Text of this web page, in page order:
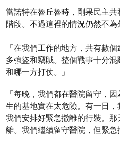
當諾特在魯丘魯時，剛果民主
階段。不過這裡的情況仍然不為
「在我們工作的地方，共有數
多強盜和竊賊。整個戰事十分
和哪一方打仗。」
「每晚，我們都在醫院留守，
生的基地實在太危險。有一日
我們安排好緊急撤離的行裝。
離。我們繼續留守醫院，但緊急